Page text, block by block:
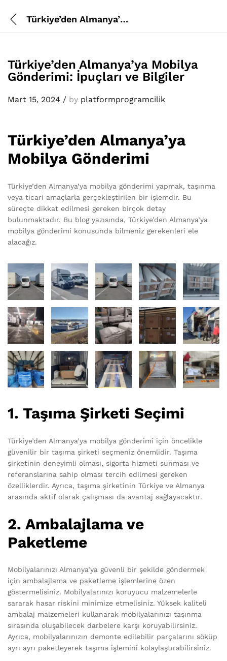
Türkiye’den Almanya’ya Mobilya Gönderimi: İpuçları ve Bilgiler
Türkiye’den Almanya’ya Mobilya
Gönderimi: İpuçları ve Bilgiler
Mart 15, 2024 / by platformprogramcilik
Türkiye’den Almanya’ya
Mobilya Gönderimi
Türkiye’den Almanya’ya mobilya gönderimi yapmak, taşınma
veya ticari amaçlarla gerçekleştirilen bir işlemdir. Bu
süreçte dikkat edilmesi gereken birçok detay
bulunmaktadır. Bu blog yazısında, Türkiye’den Almanya’ya
mobilya gönderimi konusunda bilmeniz gerekenleri ele
alacağız.
1. Taşıma Şirketi Seçimi
Türkiye’den Almanya’ya mobilya gönderimi için öncelikle
güvenilir bir taşıma şirketi seçmeniz önemlidir. Taşıma
şirketinin deneyimli olması, sigorta hizmeti sunması ve
referanslarına sahip olması tercih edilmesi gereken
özelliklerdir. Ayrıca, taşıma şirketinin Türkiye ve Almanya
arasında aktif olarak çalışması da avantaj sağlayacaktır.
2. Ambalajlama ve
Paketleme
Mobilyalarınızı Almanya’ya güvenli bir şekilde göndermek
için ambalajlama ve paketleme işlemlerine özen
göstermelisiniz. Mobilyalarınızı koruyucu malzemelerle
sararak hasar riskini minimize etmelisiniz. Yüksek kaliteli
ambalaj malzemeleri kullanarak mobilyalarınızı taşınma
sırasında oluşabilecek darbelere karşı koruyabilirsiniz.
Ayrıca, mobilyalarınızın demonte edilebilir parçalarını söküp
ayrı ayrı paketleyerek taşıma işlemini kolaylaştırabilirsiniz.